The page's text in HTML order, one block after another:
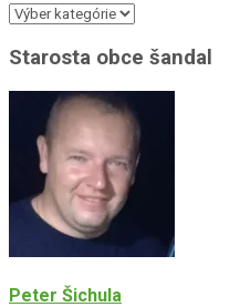
Kategórie
Starosta obce šandal
Peter Šichula